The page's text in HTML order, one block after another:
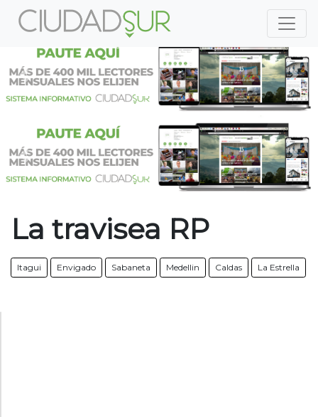
Previous
Previous
La travisea RP
Itagui Envigado Sabaneta Medellin Caldas La Estrella